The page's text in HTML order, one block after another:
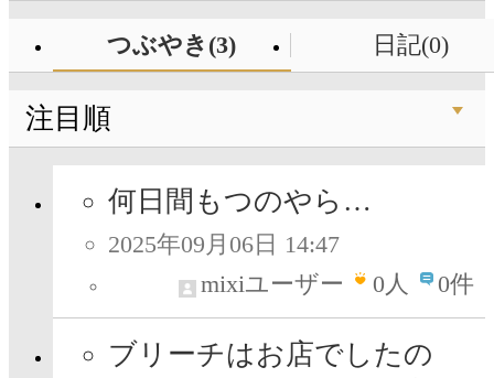
つぶやき(3) 日記(0)
注目順
何日間もつのやら…
2025年09月06日 14:47
mixiユーザー
0人 0件
ブリーチはお店でしたの